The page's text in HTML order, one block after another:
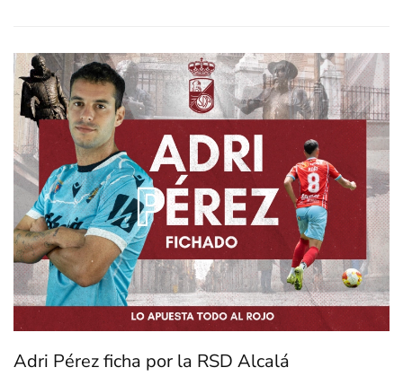
Adri Pérez ficha por la RSD Alcalá